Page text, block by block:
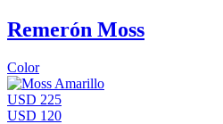
Remerón Moss
Color
USD 225
USD 120